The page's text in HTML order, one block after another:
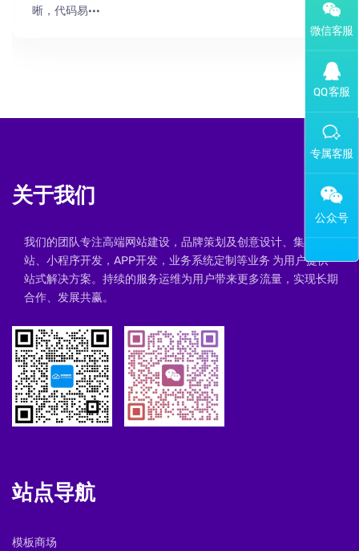
晰，代码易···
关于我们
我们的团队专注高端网站建设，品牌策划及创意设计、集群建
站、小程序开发，APP开发，业务系统定制等业务 为用户提供一
站式解决方案。持续的服务运维为用户带来更多流量，实现长期
合作、发展共赢。
站点导航
模板商场